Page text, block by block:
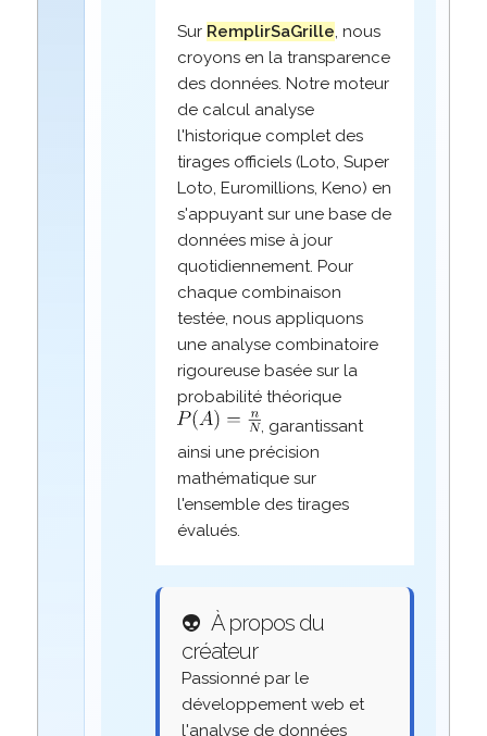
Sur RemplirSaGrille, nous
croyons en la transparence
des données. Notre moteur
de calcul analyse
l'historique complet des
tirages officiels (Loto, Super
Loto, Euromillions, Keno) en
s'appuyant sur une base de
données mise à jour
quotidiennement. Pour
chaque combinaison
testée, nous appliquons
une analyse combinatoire
rigoureuse basée sur la
probabilité théorique
, garantissant
ainsi une précision
mathématique sur
l'ensemble des tirages
évalués.
👽 À propos du
créateur
Passionné par le
développement web et
l'analyse de données